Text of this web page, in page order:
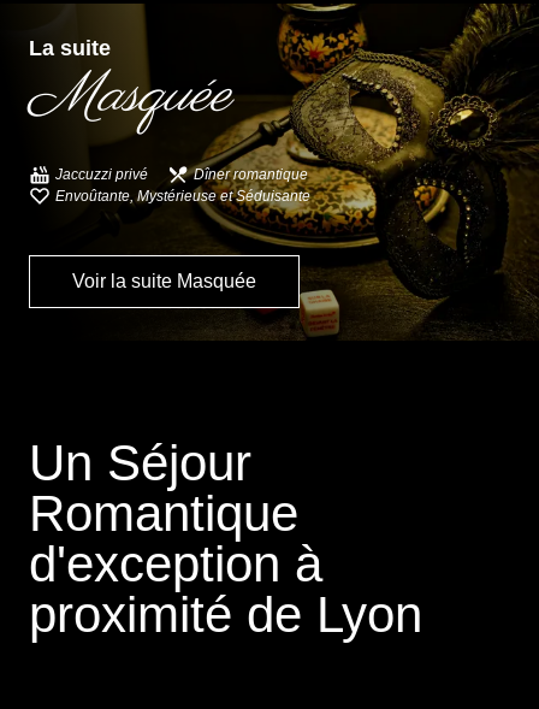
La suite
Masquée
Jaccuzzi privé
Dîner romantique
Envoûtante, Mystérieuse et Séduisante
Voir la suite Masquée
Un Séjour
Romantique
d'exception à
proximité de Lyon